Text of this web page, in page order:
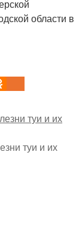
области в
туи и их